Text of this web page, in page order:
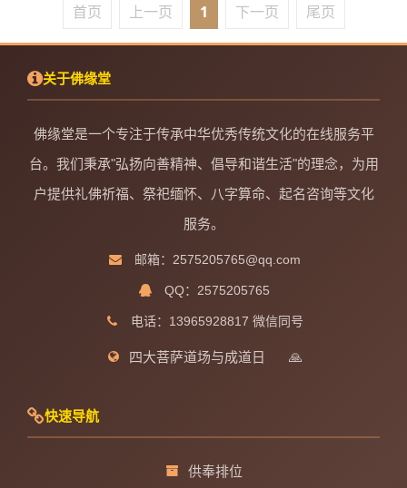
首页 上一页 1 下一页 尾页
关于佛缘堂
佛缘堂是一个专注于传承中华优秀传统文化的在线服务平
台。我们秉承"弘扬向善精神、倡导和谐生活"的理念，为用
户提供礼佛祈福、祭祀缅怀、八字算命、起名咨询等文化
服务。
邮箱：2575205765@qq.com
QQ：2575205765
电话：13965928817 微信同号
四大菩萨道场与成道日 🙏
快速导航
供奉排位